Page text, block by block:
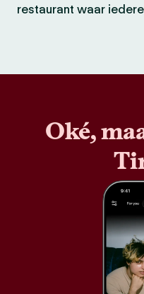
restaurant waar
Oké,